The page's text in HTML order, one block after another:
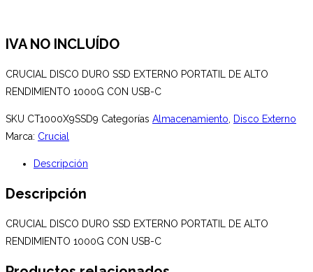
IVA NO INCLUÍDO
CRUCIAL DISCO DURO SSD EXTERNO PORTATIL DE ALTO
RENDIMIENTO 1000G CON USB-C
SKU CT1000X9SSD9 Categorías Almacenamiento
Disco Externo
Marca: Crucial
Descripción
Descripción
CRUCIAL DISCO DURO SSD EXTERNO PORTATIL DE ALTO
RENDIMIENTO 1000G CON USB-C